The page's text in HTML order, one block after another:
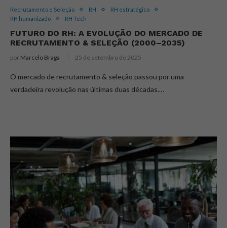
Recrutamento e Seleção RH
RH estratégico
RH humanizado
RH Tech
FUTURO DO RH: A EVOLUÇÃO DO MERCADO DE
RECRUTAMENTO & SELEÇÃO (2000–2035)
por Marcelo Braga 25 de setembro de 2025
O mercado de recrutamento & seleção passou por uma
verdadeira revolução nas últimas duas décadas.…